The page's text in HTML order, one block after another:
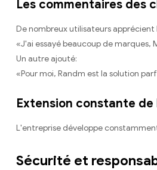
Les commentaires des
De nombreux utilisateurs
«J'ai essayé beaucoup de marques,
Un autre ajouté:
«Pour moi, Randm est la solution
Extension constante de
L'entreprise développe
Sécurité et